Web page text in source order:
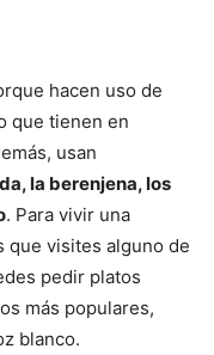
hacen uso de
que tienen en
usan
la berenjena, los
. Para vivir una
que visites alguno de
pedir platos
más populares,
blanco.